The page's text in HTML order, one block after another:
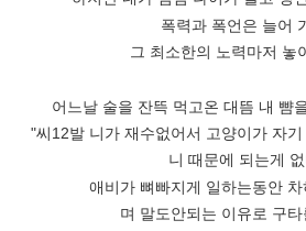
폭력과 폭언은 늘어
그 최소한의 노력마저 놓
어느날 술을 잔뜩 먹고온 대뜸 내 뺨
"씨12발 니가 재수없어서 고양이가 자
니 때문에 되는게
애비가 뼈빠지게 일하는동안
며 말도안되는 이유로 구타